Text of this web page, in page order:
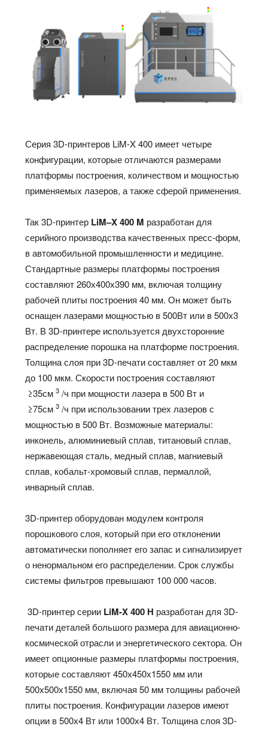
Серия 3D-принтеров LiM-X 400 имеет четыре
конфигурации, которые отличаются размерами
платформы построения, количеством и мощностью
применяемых лазеров, а также сферой применения.
Так 3D-принтер LiM–X400 M разработан для
серийного производства качественных пресс-форм,
в автомобильной промышленности и медицине.
Стандартные размеры платформы построения
составляют 260х400х390 мм, включая толщину
рабочей плиты построения 40 мм. Он может быть
оснащен лазерами мощностью в 500Вт или в 500х3
Вт. В 3D-принтере используется двухсторонние
распределение порошка на платформе построения.
Толщина слоя при 3D-печати составляет от 20 мкм
до 100 мкм. Скорости построения составляют
≥35см3 /ч при мощности лазера в 500 Вт и
≥75см3 /ч при использовании трех лазеров с
мощностью в 500 Вт. Возможные материалы:
инконель, алюминиевый сплав, титановый сплав,
нержавеющая сталь, медный сплав, магниевый
сплав, кобальт-хромовый сплав, пермаллой,
инварный сплав.
3D-принтер оборудован модулем контроля
порошкового слоя, который при его отклонении
автоматически пополняет его запас и сигнализирует
о ненормальном его распределении. Срок службы
системы фильтров превышают 100 000 часов.
3D-принтер серии LiM-X400 Н разработан для 3D-
печати деталей большого размера для авиационно-
космической отрасли и энергетического сектора. Он
имеет опционные размеры платформы построения,
которые составляют 450х450х1550 мм или
500х500х1550 мм, включая 50 мм толщины рабочей
плиты построения. Конфигурации лазеров имеют
опции в 500х4 Вт или 1000х4 Вт. Толщина слоя 3D-